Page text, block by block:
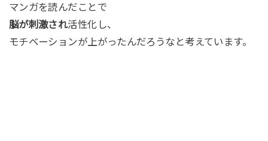
マンガを読んだことで
脳が刺激され活性化し、
モチベーションが上がったんだろうなと考えています。